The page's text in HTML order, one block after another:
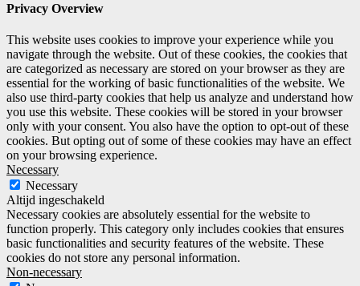
Privacy Overview
This website uses cookies to improve your experience while you
navigate through the website. Out of these cookies, the cookies that
are categorized as necessary are stored on your browser as they are
essential for the working of basic functionalities of the website. We
also use third-party cookies that help us analyze and understand how
you use this website. These cookies will be stored in your browser
only with your consent. You also have the option to opt-out of these
cookies. But opting out of some of these cookies may have an effect
on your browsing experience.
Necessary
Necessary
Altijd ingeschakeld
Necessary cookies are absolutely essential for the website to
function properly. This category only includes cookies that ensures
basic functionalities and security features of the website. These
cookies do not store any personal information.
Non-necessary